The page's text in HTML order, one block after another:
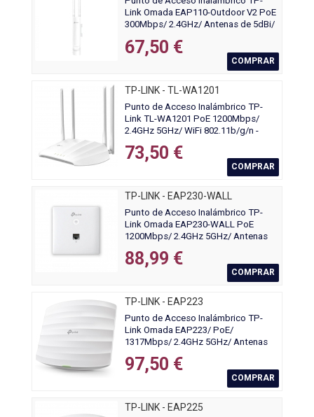
Link Omada EAP110-Outdoor V2 PoE
300Mbps/ 2.4GHz/ Antenas de 5dBi/
67,50 €
COMPRAR
TP-LINK - TL-WA1201
Punto de Acceso Inalámbrico TP-
Link TL-WA1201 PoE 1200Mbps/
2.4GHz 5GHz/ WiFi 802.11b/g/n -
73,50 €
COMPRAR
TP-LINK - EAP230-WALL
Punto de Acceso Inalámbrico TP-
Link Omada EAP230-WALL PoE
1200Mbps/ 2.4GHz 5GHz/ Antenas
88,99 €
COMPRAR
TP-LINK - EAP223
Punto de Acceso Inalámbrico TP-
Link Omada EAP223/ PoE/
1317Mbps/ 2.4GHz 5GHz/ Antenas
97,50 €
COMPRAR
TP-LINK - EAP225